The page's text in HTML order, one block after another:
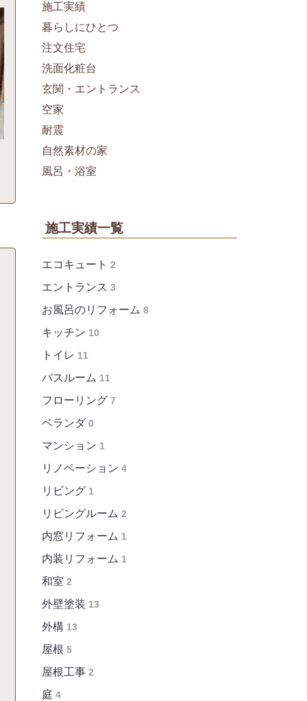
施工実績
暮らしにひとつ
注文住宅
洗面化粧台
玄関・エントランス
空家
耐震
自然素材の家
風呂・浴室
施工実績一覧
エコキュート 2
エントランス 3
お風呂のリフォーム 8
キッチン 10
トイレ 11
バスルーム 11
フローリング 7
ベランダ 0
マンション 1
リノベーション 4
リビング 1
リビングルーム 2
内窓リフォーム 1
内装リフォーム 1
和室 2
外壁塗装 13
外構 13
屋根 5
屋根工事 2
庭 4